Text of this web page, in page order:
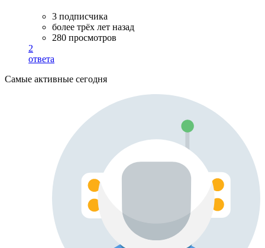
3 подписчика
более трёх лет назад
280 просмотров
2
ответа
Самые активные сегодня